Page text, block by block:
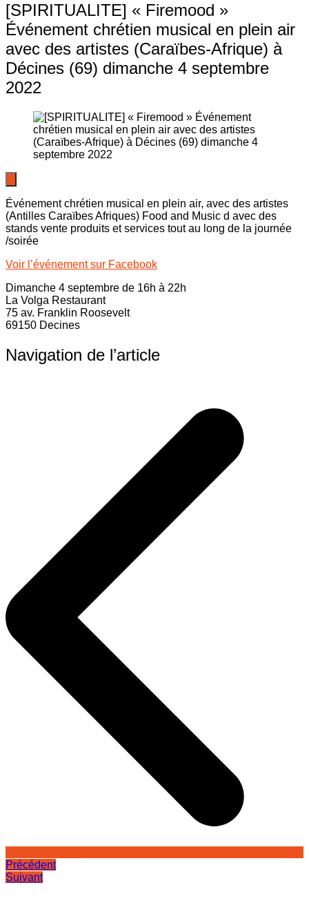
[SPIRITUALITE] « Firemood »
Événement chrétien musical en plein air
avec des artistes (Caraïbes-Afrique) à
Décines (69) dimanche 4 septembre
2022
Événement chrétien musical en plein air, avec des artistes
(Antilles Caraïbes Afriques) Food and Music d avec des
stands vente produits et services tout au long de la journée
/soirée
Voir l’événement sur Facebook
Dimanche 4 septembre de 16h à 22h
La Volga Restaurant
75 av. Franklin Roosevelt
69150 Decines
Navigation de l’article
Précédent
Suivant